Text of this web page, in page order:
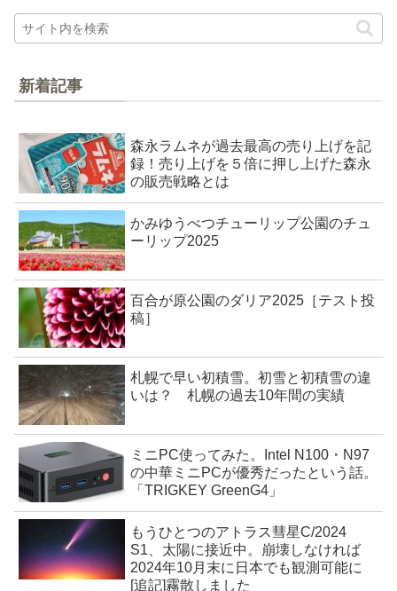
新着記事
森永ラムネが過去最高の売り上げを記
録！売り上げを５倍に押し上げた森永
の販売戦略とは
かみゆうべつチューリップ公園のチュ
ーリップ2025
百合が原公園のダリア2025［テスト投
稿］
札幌で早い初積雪。初雪と初積雪の違
いは？ 札幌の過去10年間の実績
ミニPC使ってみた。Intel N100・N97
の中華ミニPCが優秀だったという話。
「TRIGKEY GreenG4」
もうひとつのアトラス彗星C/2024
S1、太陽に接近中。崩壊しなければ
2024年10月末に日本でも観測可能に
[追記]霧散しました